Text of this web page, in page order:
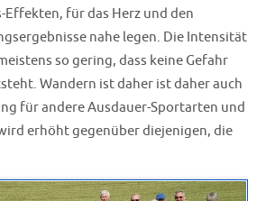
für das Herz und den
nahe legen. Die Intensität
so gering, dass keine Gefahr
Wandern ist daher ist daher auch
für andere Ausdauer-Sportarten und
erhöht gegenüber diejenigen, die